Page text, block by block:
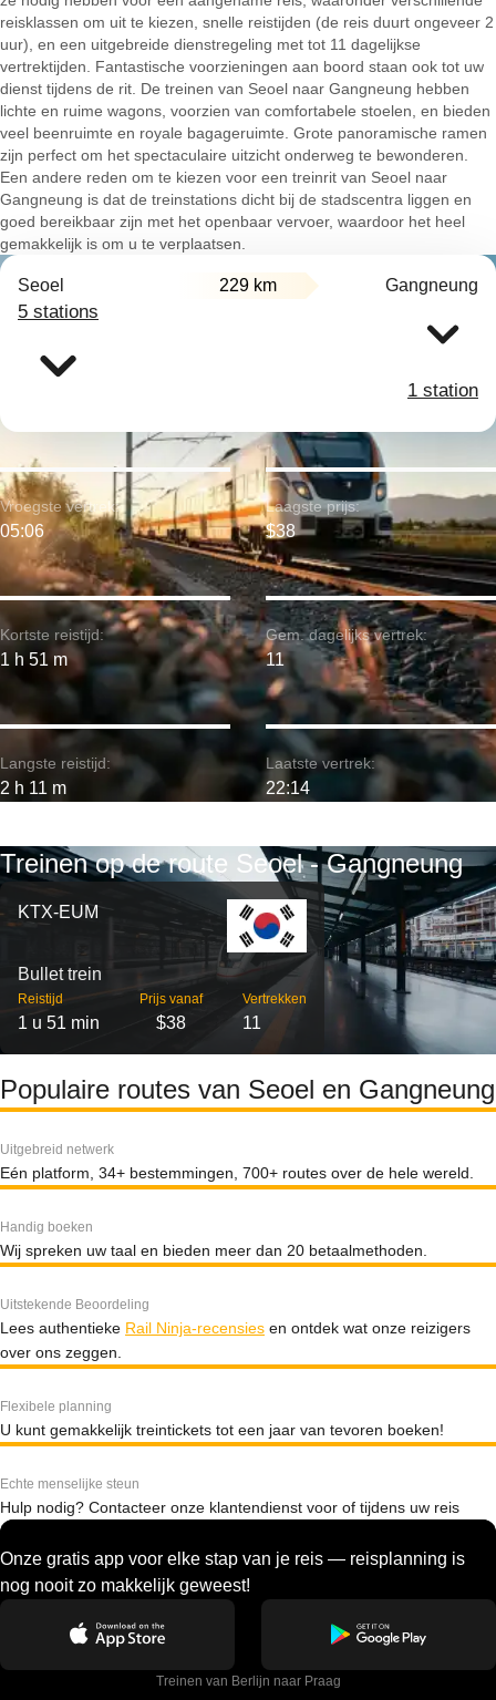
reisklassen om uit te kiezen, snelle reistijden (de reis duurt ongeveer 2
uur), en een uitgebreide dienstregeling met tot 11 dagelijkse
vertrektijden. Fantastische voorzieningen aan boord staan ook tot uw
dienst tijdens de rit. De treinen van Seoel naar Gangneung hebben
lichte en ruime wagons, voorzien van comfortabele stoelen, en bieden
veel beenruimte en royale bagageruimte. Grote panoramische ramen
zijn perfect om het spectaculaire uitzicht onderweg te bewonderen.
Een andere reden om te kiezen voor een treinrit van Seoel naar
Gangneung is dat de treinstations dicht bij de stadscentra liggen en
goed bereikbaar zijn met het openbaar vervoer, waardoor het heel
gemakkelijk is om u te verplaatsen.
Seoel 229 km Gangneung
5 stations
1 station
Kortste reistijd:
1 h 51 m
Vroegste vertrek:
05:06
Langste reistijd:
2 h 11 m
Laagste prijs:
$38
Gem. dagelijks vertrek:
11
Laatste vertrek:
22:14
Treinen op de route Seoel - Gangneung
KTX-EUM
Bullet trein
Reistijd
1 u 51 min
Prijs vanaf
$38
Vertrekken
11
Populaire routes van Seoel en Gangneung
Uitgebreid netwerk
Eén platform, 34+ bestemmingen, 700+ routes over de hele wereld.
Handig boeken
Wij spreken uw taal en bieden meer dan 20 betaalmethoden.
Uitstekende Beoordeling
Lees authentieke Rail Ninja-recensies en ontdek wat onze reizigers
over ons zeggen.
Flexibele planning
U kunt gemakkelijk treintickets tot een jaar van tevoren boeken!
Echte menselijke steun
Hulp nodig? Contacteer onze klantendienst voor of tijdens uw reis
Onze gratis app voor elke stap van je reis — reisplanning is
nog nooit zo makkelijk geweest!
Treinen van Berlijn naar Praag